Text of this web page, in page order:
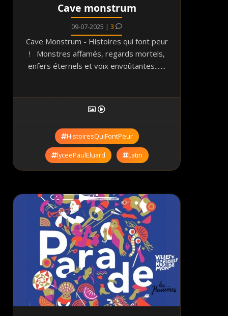
Cave monstrum
09-07-2025 | 3
Cave Monstrum - Histoires qui font peur
! Monstres affamés, regards mortels,
enfers éternels et voix envoûtantes.......
HistoiresQuiFontPeur
lyceePaulEluard Latin